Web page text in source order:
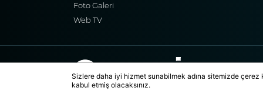
Sizlere daha iyi hizmet sunabilmek adına sitemizde çerez
kabul etmiş olacaksınız.
Foto Galeri
Web TV